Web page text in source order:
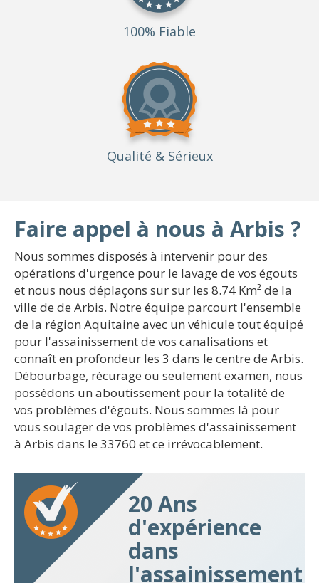
100% Fiable
Qualité & Sérieux
Faire appel à nous à Arbis ?
Nous sommes disposés à intervenir pour des
opérations d'urgence pour le lavage de vos égouts
et nous nous déplaçons sur sur les 8.74 Km² de la
ville de de Arbis. Notre équipe parcourt l'ensemble
de la région Aquitaine avec un véhicule tout équipé
pour l'assainissement de vos canalisations et
connaît en profondeur les 3 dans le centre de Arbis.
Débourbage, récurage ou seulement examen, nous
possédons un aboutissement pour la totalité de
vos problèmes d'égouts. Nous sommes là pour
vous soulager de vos problèmes d'assainissement
à Arbis dans le 33760 et ce irrévocablement.
20 Ans
d'expérience
dans
l'assainissement